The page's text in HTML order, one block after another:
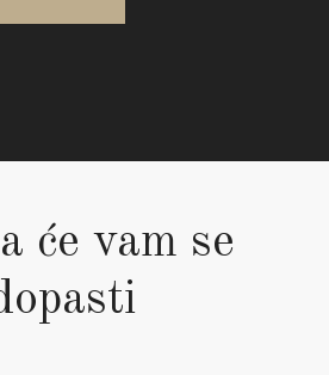
će vam se